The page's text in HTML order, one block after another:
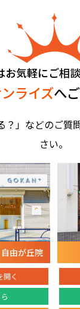
お気軽にご相
ライズへ
？」などのご
さい。
由が丘院
開く